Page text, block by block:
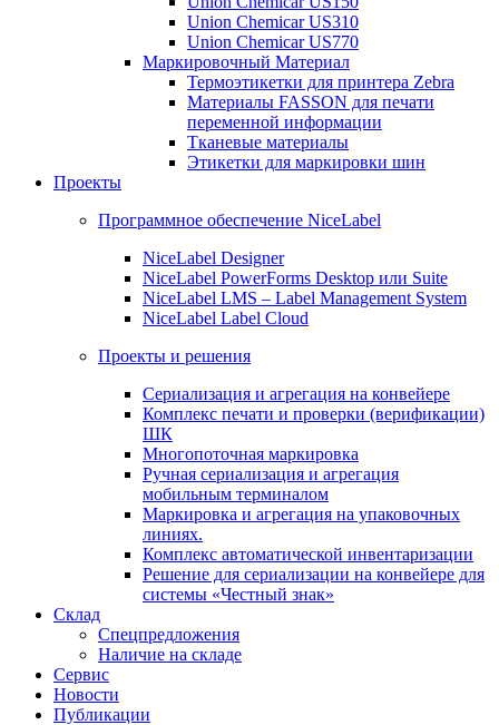
Union Chemicar US310
Union Chemicar US770
Маркировочный Материал
Термоэтикетки для принтера Zebra
Материалы FASSON для печати
переменной информации
Тканевые материалы
Этикетки для маркировки шин
Проекты
Программное обеспечение NiceLabel
NiceLabel Designer
NiceLabel PowerForms Desktop или Suite
NiceLabel LMS – Label Management System
NiceLabel Label Cloud
Проекты и решения
Сериализация и агрегация на конвейере
Комплекс печати и проверки (верификации)
ШК
Многопоточная маркировка
Ручная сериализация и агрегация
мобильным терминалом
Маркировка и агрегация на упаковочных
линиях.
Комплекс автоматической инвентаризации
Решение для сериализации на конвейере для
системы «Честный знак»
Склад
Спецпредложения
Наличие на складе
Сервис
Новости
Публикации